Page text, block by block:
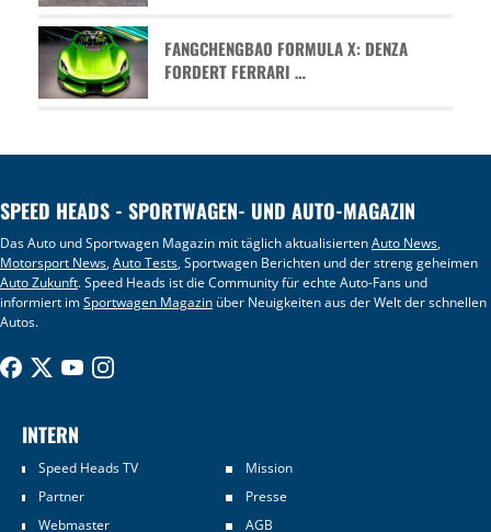
FANGCHENGBAO FORMULA X: DENZA
FORDERT FERRARI …
SPEED HEADS - SPORTWAGEN- UND AUTO-MAGAZIN
Das Auto und Sportwagen Magazin mit täglich aktualisiertenAuto News,
Motorsport News,Auto Tests, Sportwagen Berichten und der streng geheimen
Auto Zukunft. Speed Heads ist die Community für echte Auto-Fans und
informiert imSportwagen Magazin über Neuigkeiten aus der Welt der schnellen
Autos.
INTERN
Speed Heads TV
Mission
Partner
Presse
Webmaster
AGB